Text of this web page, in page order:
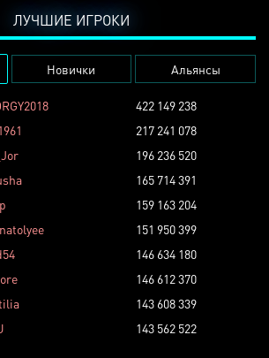
ЛУЧШИЕ ИГРОКИ
Новички Альянсы
422 149 238
217 241 078
196 236 520
165 714 391
159 163 204
151 950 399
146 634 180
146 612 370
143 608 339
143 562 522